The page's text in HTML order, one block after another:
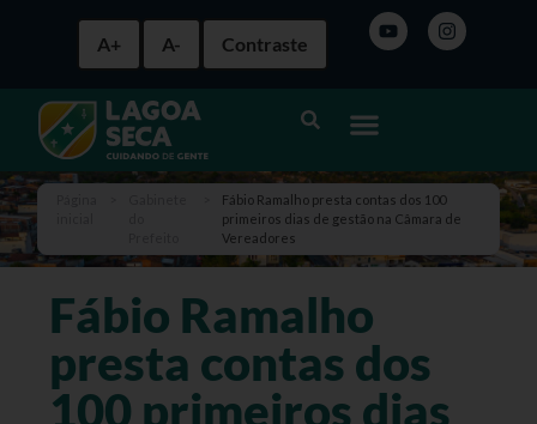
A+ A- Contraste
Fábio Ramalho presta contas dos 100
primeiros dias de gestão na Câmara de
Vereadores
Fábio Ramalho
presta contas dos
100 primeiros dias